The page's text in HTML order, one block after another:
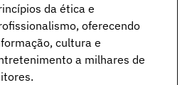
da ética e
oferecendo
cultura e
a milhares de